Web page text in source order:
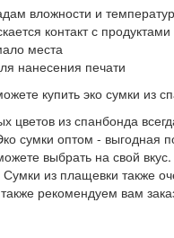
вложности и
контакт с
места
нанесения печати
купить эко сумки из
цветов из спанбонда
сумки оптом - выгодная
выбрать на свой
из плащевки также
рекомендуем вам